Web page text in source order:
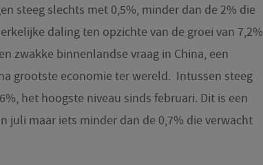
steeg slechts met 0,5%, minder dan de 2% die
daling ten opzichte van de groei van 7,2%
zwakke binnenlandse vraag in China, een
grootste economie ter wereld. Intussen steeg
het hoogste niveau sinds februari. Dit is een
juli maar iets minder dan de 0,7% die verwacht